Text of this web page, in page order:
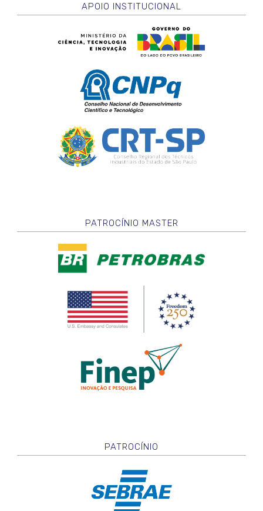
APOIO INSTITUCIONAL
PATROCÍNIO MASTER
PATROCÍNIO